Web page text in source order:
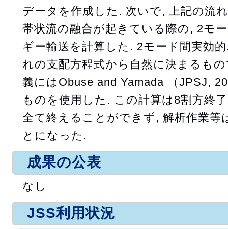
データを作成した. 次いで, 上記の流
帯状流の融合が起きている際の, 2モ
ギー輸送を計算した. 2モード間実効
れの支配方程式から自然に決まるも
義にはObuse and Yamada （JPSJ,
ものを使用した. この計算は8割方終
全て終えることができず, 解析作業等
とになった.
成果の公表
なし
JSS利用状況